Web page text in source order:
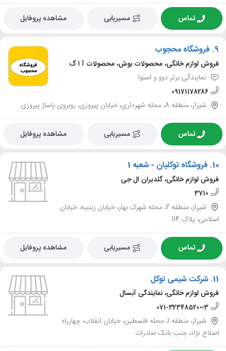
تماس مسیریابی مشاهده پروفایل
9. فروشگاه محجوب
فروش لوازم خانگی، محصولات بوش، محصولات آ ا گ
نمایندگی برتر دوو و اسنوا
09171178286
شیراز، منطقه 8، محله شهرداری، خیابان پیروزی، روبروی پاساژ پیروزی
تماس مسیریابی مشاهده پروفایل
10. فروشگاه توکلیان - شعبه 1
فروش لوازم خانگی، گلدیران ال جی
3710
شیراز، منطقه 2، محله شهرک بهار، خیابان زینبیه، خیابان
اسلامی، پلاک 114
تماس مسیریابی مشاهده پروفایل
11. شرکت شیمی توکل
فروش لوازم خانگی، نمایندگی آبسال
071-32348520~3
شیراز، منطقه 1، محله فلسطین، خیابان انقلاب، چهارراه
اصلاح نژاد، جنب بانک صادرات